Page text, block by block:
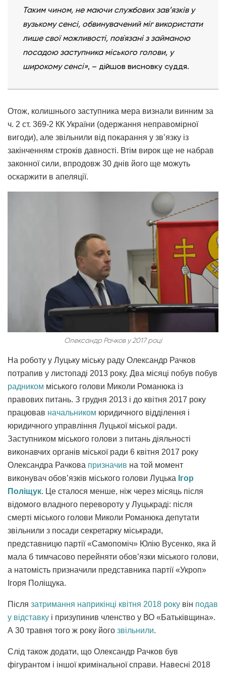
Таким чином, не маючи службових зав’язків у
вузькому сенсі, обвинувачений міг використати
лише свої можливості, пов`язані з займаною
посадою заступника міського голови, у
широкому сенсі», – дійшов висновку суддя.
Отож, колишнього заступника мера визнали винним за
ч. 2 ст. 369-2 КК України (одержання неправомірної
вигоди), але звільнили від покарання у зв’язку із
закінченням строків давності. Втім вирок ще не набрав
законної сили, впродовж 30 днів його ще можуть
оскаржити в апеляції.
Олександр Рачков у 2017 році
На роботу у Луцьку міську раду Олександр Рачков
потрапив у листопаді 2013 року. Два місяці побув побув
радником міського голови Миколи Романюка із
правових питань. З грудня 2013 і до квітня 2017 року
працював начальником юридичного відділення і
юридичного управління Луцької міської ради.
Заступником міського голови з питань діяльності
виконавчих органів міської ради 6 квітня 2017 року
Олександра Рачкова призначив на той момент
виконувач обов’язків міського голови Луцька Ігор
Поліщук. Це сталося менше, ніж через місяць після
відомого владного перевороту у Луцькраді: після
смерті міського голови Миколи Романюка депутати
звільнили з посади секретарку міськради,
представницю партії «Самопоміч» Юлію Вусенко, яка й
мала б тимчасово перейняти обов’язки міського голови,
а натомість призначили представника партії «Укроп»
Ігоря Поліщука.
Після затримання наприкінці квітня 2018 року він подав
у відставку і призупинив членство у ВО «Батьківщина».
А 30 травня того ж року його звільнили.
Слід також додати, що Олександр Рачков був
фігурантом і іншої кримінальної справи. Навесні 2018